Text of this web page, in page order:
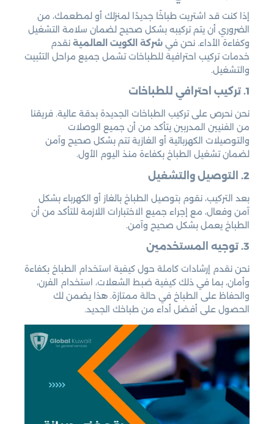
إذا كنت قد اشتريت طباخًا جديدًا لمنزلك أو لمطعمك، من
الضروري أن يتم تركيبه بشكل صحيح لضمان سلامة التشغيل
وكفاءة الأداء. نحن في شركة الكويت العالمية نقدم
خدمات تركيب احترافية للطباخات تشمل جميع مراحل التثبيت
والتشغيل.
1. تركيب احترافي للطباخات
نحن نحرص على تركيب الطباخات الجديدة بدقة عالية. فريقنا
من الفنيين المدربين يتأكد من أن جميع الوصلات
والتوصيلات الكهربائية أو الغازية تتم بشكل صحيح وآمن
لضمان تشغيل الطباخ بكفاءة منذ اليوم الأول.
2. التوصيل والتشغيل
بعد التركيب، نقوم بتوصيل الطباخ بالغاز أو الكهرباء بشكل
آمن وفعال، مع إجراء جميع الاختبارات اللازمة للتأكد من أن
الطباخ يعمل بشكل صحيح وآمن.
3. توجيه المستخدمين
نحن نقدم إرشادات كاملة حول كيفية استخدام الطباخ بكفاءة
وأمان، بما في ذلك كيفية ضبط الشعلات، استخدام الفرن،
والحفاظ على الطباخ في حالة ممتازة. هذا يضمن لك
الحصول على أفضل أداء من طباخك الجديد.